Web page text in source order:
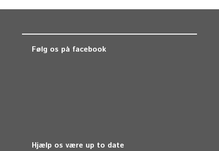
Følg os på facebook
Hjælp os være up to date